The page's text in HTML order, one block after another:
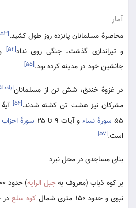
آمار
محاصرۀ مسلمانان پانزده روز طول کشید.[۵۳]
و تیراندازی گذشت، جنگی روی نداد[۵۴]
جانشین خود در مدینه کرده بود.[۵۵]
در غزوۀ خندق، شش تن از مسلمانان
مشرکان نیز هشت تن کشته شدند.[۵۶] آیۀ ۲۱۴
۵۵ سورۀ نساء و آیات ۹ تا ۲۵ سورۀ احزاب
است.[۵۷]
بنای مساجدی در محل نبرد
بر کوه ذباب (معروف بهجبل الرایه
نبوی و حدود ۱۵۰ متری شمال
کوه سلع